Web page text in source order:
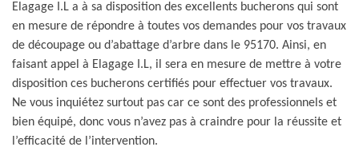
Elagage I.L a à sa disposition des excellents bucherons qui sont
en mesure de répondre à toutes vos demandes pour vos travaux
de découpage ou d’abattage d’arbre dans le 95170. Ainsi, en
faisant appel à Elagage I.L, il sera en mesure de mettre à votre
disposition ces bucherons certifiés pour effectuer vos travaux.
Ne vous inquiétez surtout pas car ce sont des professionnels et
bien équipé, donc vous n’avez pas à craindre pour la réussite et
l’efficacité de l’intervention.